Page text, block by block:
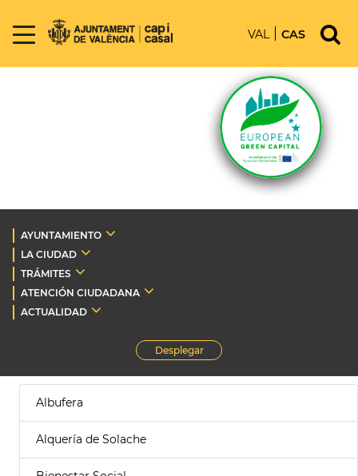
VAL CAS
AYUNTAMIENTO
LA CIUDAD
TRÁMITES
ATENCIÓN CIUDADANA
ACTUALIDAD
Desplegar
Albufera
Alquería de Solache